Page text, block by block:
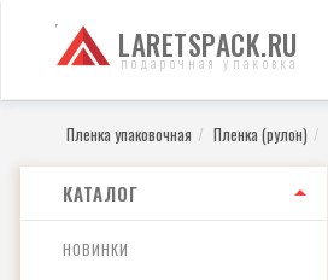
LARETSPACK.RU
подарочная упаковка
Пленка упаковочная Пленка (рулон)
КАТАЛОГ
НОВИНКИ